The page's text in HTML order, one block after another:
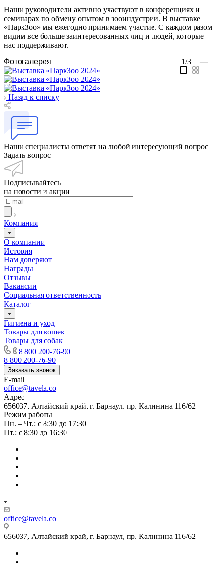
Наши руководители активно участвуют в конференциях и
семинарах по обмену опытом в зооиндустрии. В выставке
«ПаркЗоо» мы ежегодно принимаем участие. С каждом разом
видим все больше заинтересованных лиц и людей, которые
нас поддерживают.
Фотогалерея
1/3 —
Назад к списку
Наши специалисты ответят на любой интересующий вопрос
Задать вопрос
Подписывайтесь
на новости и акции
Компания
О компании
История
Нам доверяют
Награды
Отзывы
Вакансии
Социальная ответственность
Каталог
Гигиена и уход
Товары для кошек
Товары для собак
8 800 200-76-90
8 800 200-76-90
Заказать звонок
E-mail
office@tavela.co
Адрес
656037, Алтайский край, г. Барнаул, пр. Калинина 116/62
Режим работы
Пн. – Чт.: с 8:30 до 17:30
Пт.: с 8:30 до 16:30
office@tavela.co
656037, Алтайский край, г. Барнаул, пр. Калинина 116/62